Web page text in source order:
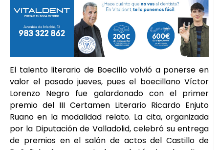
El talento literario de Boecillo volvió a ponerse en
valor el pasado jueves, pues el boecillano Víctor
Lorenzo Negro fue galardonado con el primer
premio del III Certamen Literario Ricardo Enjuto
Ruano en la modalidad relato. La cita, organizada
por la Diputación de Valladolid, celebró su entrega
de premios en el salón de actos del Castillo de